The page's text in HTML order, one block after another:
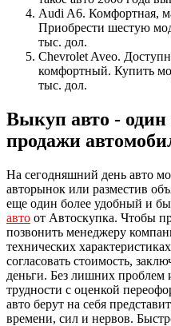
Audi A6. Комфортная,
Приобрести шестую
тыс. дол.
Chevrolet Aveo.
комфортный. Купить
тыс. дол.
Выкуп авто - один
продажи
На сегодняшний день авто
авторынок или разместив
еще один более удобный и
авто от Автоскупка. Чтобы
позвонить менеджеру
технических
согласовать стоимость,
деньги. Без лишних проблем
трудности с оценкой
авто берут на себя
времени, сил и нервов.